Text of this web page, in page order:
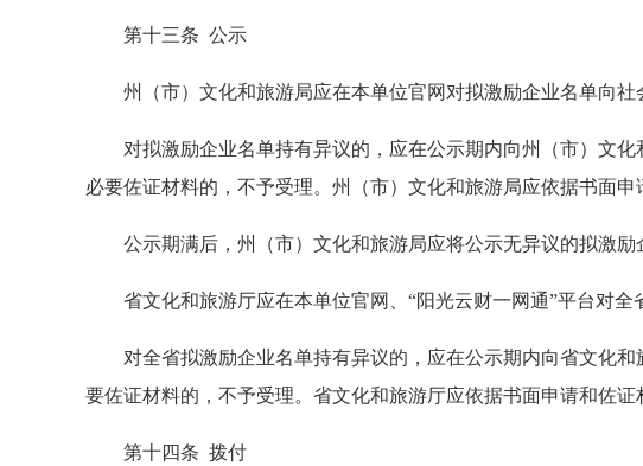
第十三条 公示
州（市）文化和旅游局应在本单位官网对拟激励企业名单向社
对拟激励企业名单持有异议的，应在公示期内向州（市）文
必要佐证材料的，不予受理。州（市）文化和旅游局应依据书面申
公示期满后，州（市）文化和旅游局应将公示无异议的拟激
省文化和旅游厅应在本单位官网、“阳光云财一网通”平台对
对全省拟激励企业名单持有异议的，应在公示期内向省文化
要佐证材料的，不予受理。省文化和旅游厅应依据书面申请和佐证
第十四条 拨付